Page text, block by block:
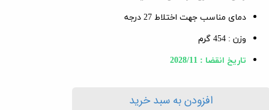
دمای مناسب جهت اختلاط 27 درجه
وزن : 454 گرم
تاریخ انقضا : 2028/11
افزودن به سبد خرید